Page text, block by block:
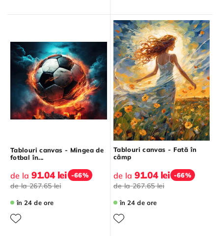
Tablouri canvas - Mingea de
fotbal în...
de la 91.04 lei -66%
de la267.65 lei
în 24 de ore
Tablouri canvas - Fată în
câmp
de la 91.04 lei -66%
de la267.65 lei
în 24 de ore